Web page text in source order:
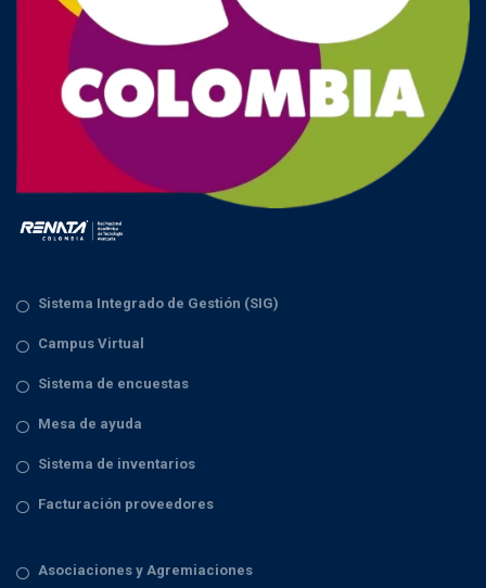
Sistema Integrado de Gestión (SIG)
Campus Virtual
Sistema de encuestas
Mesa de ayuda
Sistema de inventarios
Facturación proveedores
Asociaciones y Agremiaciones